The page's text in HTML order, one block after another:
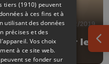
07/02/2019
surveiller les
tiers (1910) peuvent
à ces fins et à
utilisant des données
précises et des
Vos choix
à ce site web.
se fonder sur